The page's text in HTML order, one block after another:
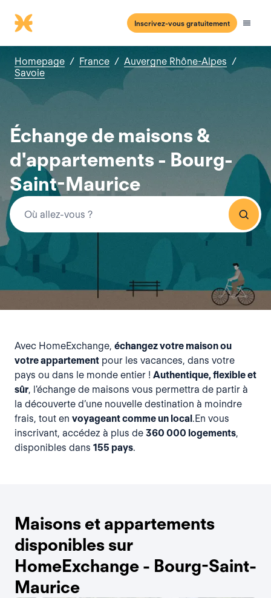
Inscrivez-vous gratuitement
Homepage / France / Auvergne Rhône-Alpes /
Savoie
Échange de maisons &
d'appartements - Bourg-
Saint-Maurice
Avec HomeExchange, échangez votre maison ou
votre appartement pour les vacances, dans votre
pays ou dans le monde entier ! Authentique, flexible et
sûr, l'échange de maisons vous permettra de partir à
la découverte d’une nouvelle destination à moindre
frais, tout en voyageant comme un local.En vous
inscrivant, accédez à plus de 360 000 logements,
disponibles dans 155 pays.
Maisons et appartements
disponibles sur
HomeExchange - Bourg-Saint-
Maurice